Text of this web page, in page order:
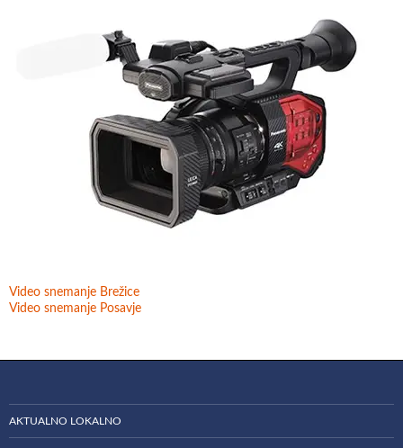
Video snemanje Brežice
Video snemanje Posavje
AKTUALNO LOKALNO